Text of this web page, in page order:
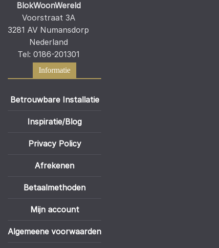
BlokWoonWereld
Voorstraat 3A
3281 AV Numansdorp
Nederland
Tel: 0186-201301
Informatie
Betrouwbare Installatie
Inspiratie/Blog
Privacy Policy
Afrekenen
Betaalmethoden
Mijn account
Algemeene voorwaarden